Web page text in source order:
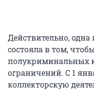
Действительно, одна
состояла в том,
полукриминальных
ограничений. С 1
коллекторскую